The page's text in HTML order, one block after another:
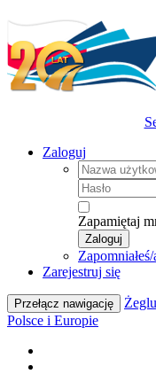
Zaloguj
Zapamiętaj
Zaloguj
Zapomniałeś/
Zarejestruj się
Przełącz nawigację
Polsce i Europie